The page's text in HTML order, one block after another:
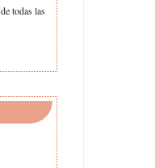
todas las